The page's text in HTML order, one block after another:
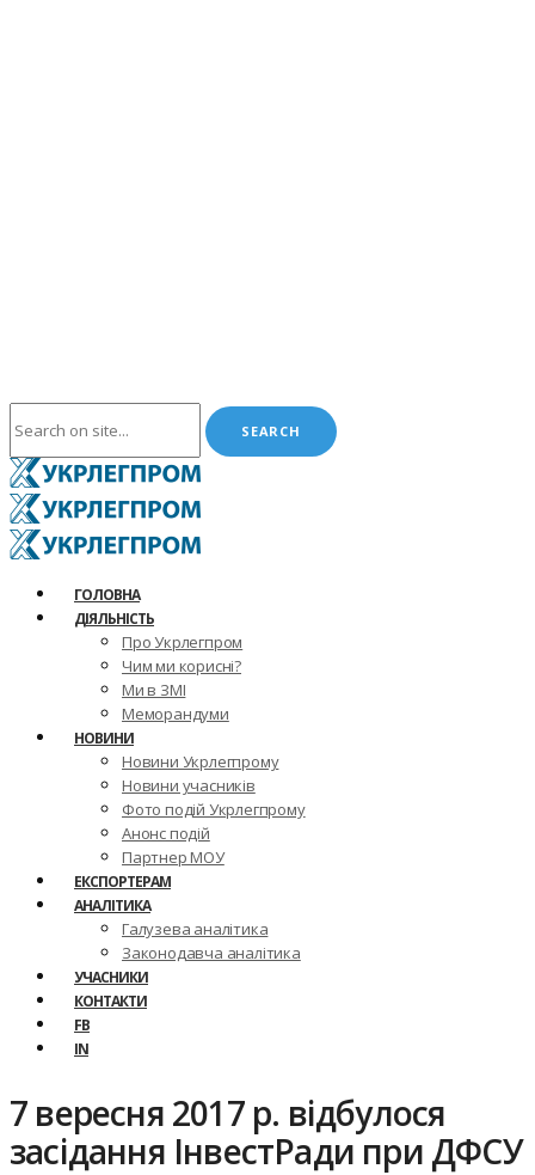
ГОЛОВНА
ДІЯЛЬНІСТЬ
Про Укрлегпром
Чим ми корисні?
Ми в ЗМІ
Меморандуми
НОВИНИ
Новини Укрлегпрому
Новини учасників
Фото подій Укрлегпрому
Анонс подій
Партнер МОУ
ЕКСПОРТЕРАМ
АНАЛІТИКА
Галузева аналітика
Законодавча аналітика
УЧАСНИКИ
КОНТАКТИ
FB
IN
7 вересня 2017 р. відбулося
засідання ІнвестРади при ДФСУ